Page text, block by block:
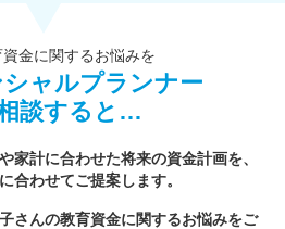
金に関するお悩みを
ャルプランナー
談すると…
家計に合わせた将来の資金計画を、
合わせてご提案します。
さんの教育資金に関するお悩みをご